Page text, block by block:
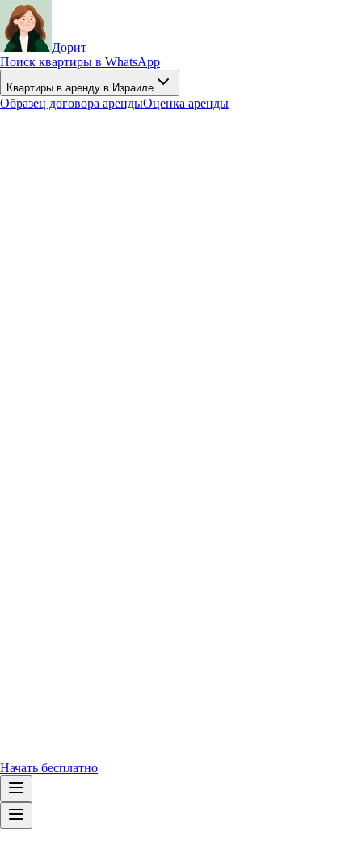
Дорит
Поиск квартиры в WhatsApp
Квартиры в аренду в Израиле
Образец договора арендыОценка аренды
Начать бесплатно